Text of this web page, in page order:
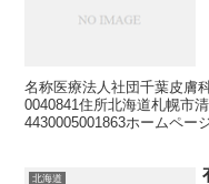
名称医療法人社団千葉皮膚
0040841住所北海道札幌市
4430005001863ホームペー
北海道